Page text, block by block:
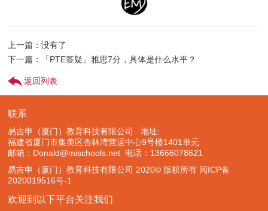
上一篇：没有了
下一篇：「PTE答疑​」雅思7分，具体是什么水平？
返回列表
联系
易吉申（厦门）教育科技有限公司 地址:
福建省厦门市集美区杏林湾营运中心9号楼1401单元
邮箱：Donald@mischools.net 电话：13666078621
易吉申（厦门）教育科技有限公司 2020© 版权所有 闽ICP备
2020019516号-1
欢迎到以下平台关注我们